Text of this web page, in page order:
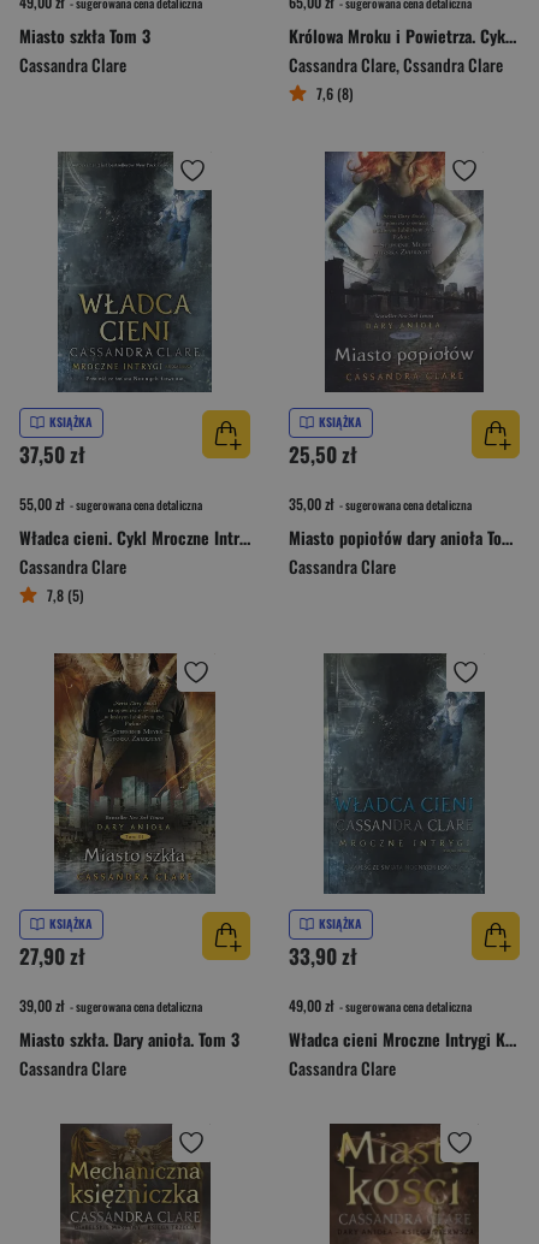
Miasto szkła Tom 3
Cassandra Clare
Królowa Mroku i Powietrza. Cykl Mroczne intrygi. Księga 3
Cassandra Clare,Cssandra Clare
7,6 (8)
KSIĄŻKA
37,50 zł
55,00 zł - sugerowana cena detaliczna
Władca cieni. Cykl Mroczne Intrygi. Księga 2
Cassandra Clare
7,8 (5)
KSIĄŻKA
25,50 zł
35,00 zł - sugerowana cena detaliczna
Miasto popiołów dary anioła Tom 2
Cassandra Clare
KSIĄŻKA
27,90 zł
39,00 zł - sugerowana cena detaliczna
Miasto szkła. Dary anioła. Tom 3
Cassandra Clare
KSIĄŻKA
33,90 zł
49,00 zł - sugerowana cena detaliczna
Władca cieni Mroczne Intrygi Księga 2
Cassandra Clare